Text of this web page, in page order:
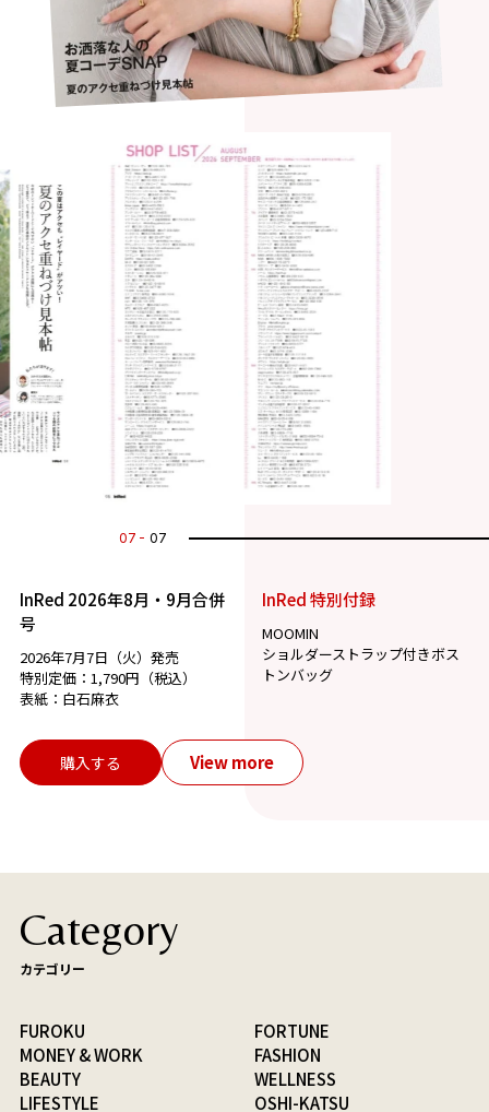
07 07
InRed 2026年8月・9月合併
号
2026年7月7日（火）発売
特別定価：1,790円（税込）
表紙：白石麻衣
InRed 特別付録
MOOMIN
ショルダーストラップ付きボス
トンバッグ
購入する View more
Category
カテゴリー
FUROKU
FORTUNE
MONEY & WORK
FASHION
BEAUTY
WELLNESS
LIFESTYLE
OSHI-KATSU